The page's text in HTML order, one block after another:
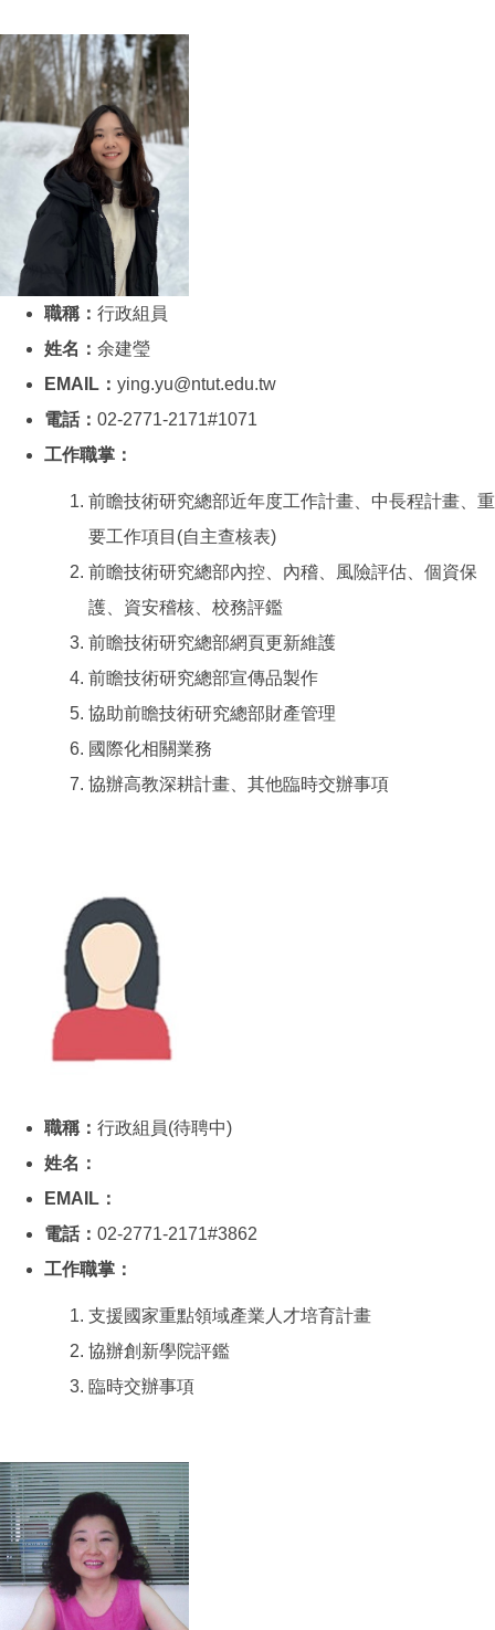
職稱： 行政組員
姓名： 余建瑩
EMAIL： ying.yu@ntut.edu.tw
電話： 02-2771-2171#1071
工作職掌：
前瞻技術研究總部近年度工作計畫、中長程計畫、重
要工作項目(自主查核表)
前瞻技術研究總部內控、內稽、風險評估、個資保
護、資安稽核、校務評鑑
前瞻技術研究總部網頁更新維護
前瞻技術研究總部宣傳品製作
協助前瞻技術研究總部財產管理
國際化相關業務
協辦高教深耕計畫、其他臨時交辦事項
職稱： 行政組員(待聘中)
姓名：
EMAIL：
電話： 02-2771-2171#3862
工作職掌：
支援國家重點領域產業人才培育計畫
協辦創新學院評鑑
臨時交辦事項